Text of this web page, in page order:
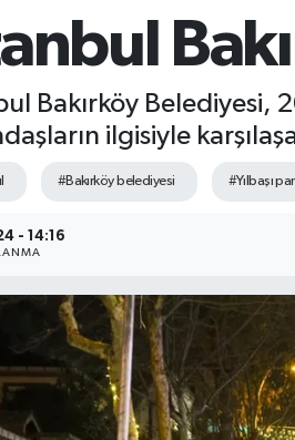
Bakırköy Belediyesi,
ilgisiyle
#Bakırköy belediyesi #Yılbaşı
- 14:16